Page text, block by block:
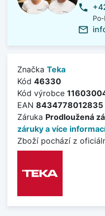
phone
mail_outline
Značka Teka
Kód 46330
Kód výrobce
EAN 8434778012835
Záruka Prodloužená
záruky a více
Zboží pochází z